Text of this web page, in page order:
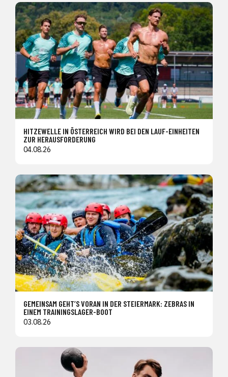
HITZEWELLE IN ÖSTERREICH WIRD BEI DEN LAUF-EINHEITEN
ZUR HERAUSFORDERUNG
04.08.26
GEMEINSAM GEHT’S VORAN IN DER STEIERMARK: ZEBRAS IN
EINEM TRAININGSLAGER-BOOT
03.08.26